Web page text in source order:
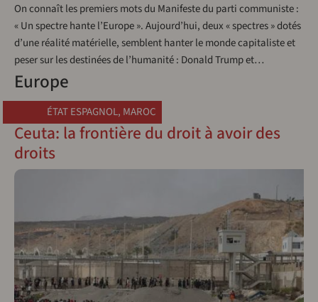
On connaît les premiers mots du Manifeste du parti communiste :
« Un spectre hante l’Europe ». Aujourd’hui, deux « spectres » dotés
d’une réalité matérielle, semblent hanter le monde capitaliste et
peser sur les destinées de l’humanité : Donald Trump et…
Europe
ÉTAT ESPAGNOL, MAROC
Ceuta: la frontière du droit à avoir des
droits